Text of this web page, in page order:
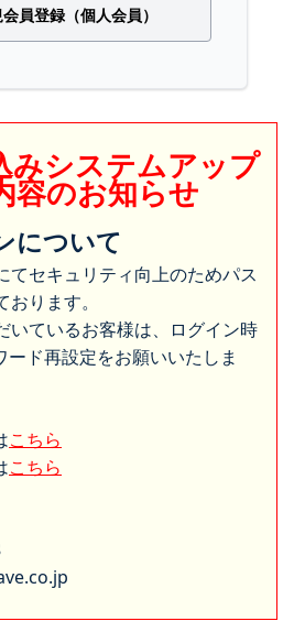
員登録（個人会員）
みシステムアップ
容のお知らせ
について
てセキュリティ向上のためパス
ります。
いているお客様は、ログイン時
ード再設定をお願いいたしま
こちら
こちら